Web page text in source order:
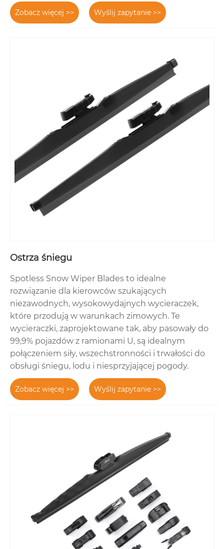
Zobacz więcej >> Wyślij zapytanie >>
Ostrza śniegu
Spotless Snow Wiper Blades to idealne
rozwiązanie dla kierowców szukających
niezawodnych, wysokowydajnych wycieraczek,
które przodują w warunkach zimowych. Te
wycieraczki, zaprojektowane tak, aby pasowały do ​​
99,9% pojazdów z ramionami U, są idealnym
połączeniem siły, wszechstronności i trwałości do
obsługi śniegu, lodu i niesprzyjającej pogody.
Zobacz więcej >> Wyślij zapytanie >>